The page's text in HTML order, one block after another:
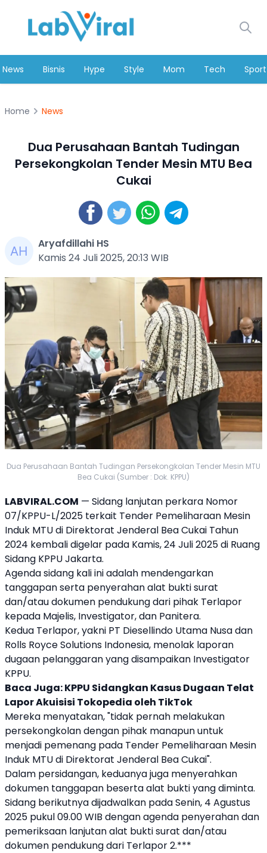
News Bisnis Hype Style Mom Tech Sport
Home News
Dua Perusahaan Bantah Tudingan
Persekongkolan Tender Mesin MTU Bea
Cukai
Aryafdillahi HS
Kamis 24 Juli 2025, 20:13 WIB
Dua Perusahaan Bantah Tudingan Persekongkolan Tender Mesin MTU
Bea Cukai (Sumber : Dok. KPPU)
LABVIRAL.COM — Sidang lanjutan perkara Nomor
07/KPPU-L/2025 terkait Tender Pemeliharaan Mesin
Induk MTU di Direktorat Jenderal Bea Cukai Tahun
2024 kembali digelar pada Kamis, 24 Juli 2025 di Ruang
Sidang KPPUJakarta.
Agenda sidang kali ini adalah mendengarkan
tanggapan serta penyerahan alat bukti surat
dan/atau dokumen pendukung dari pihak Terlapor
kepada Majelis, Investigator, dan Panitera.
Kedua Terlapor, yakni PT Diesellindo Utama Nusa dan
Rolls Royce Solutions Indonesia, menolak laporan
dugaan pelanggaran yang disampaikan Investigator
KPPU.
Baca Juga:KPPU Sidangkan Kasus Dugaan Telat
Lapor Akuisisi Tokopedia oleh TikTok
Mereka menyatakan, "tidak pernah melakukan
persekongkolan dengan pihak manapun untuk
menjadi pemenang pada Tender Pemeliharaan Mesin
Induk MTU di Direktorat Jenderal Bea Cukai".
Dalam persidangan, keduanya juga menyerahkan
dokumen tanggapan beserta alat bukti yang diminta.
Sidang berikutnya dijadwalkan pada Senin, 4 Agustus
2025 pukul 09.00 WIB dengan agenda penyerahan dan
pemeriksaan lanjutan alat bukti surat dan/atau
dokumen pendukung dari Terlapor 2.***